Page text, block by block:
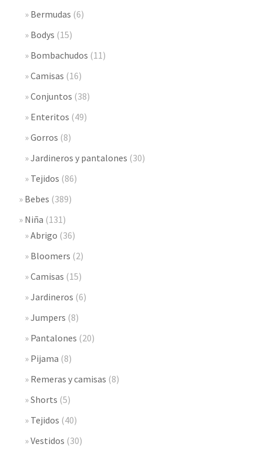
Bermudas (6)
Bodys (15)
Bombachudos (11)
Camisas (16)
Conjuntos (38)
Enteritos (49)
Gorros (8)
Jardineros y pantalones (30)
Tejidos (86)
Bebes (389)
Niña (131)
Abrigo (36)
Bloomers (2)
Camisas (15)
Jardineros (6)
Jumpers (8)
Pantalones (20)
Pijama (8)
Remeras y camisas (8)
Shorts (5)
Tejidos (40)
Vestidos (30)